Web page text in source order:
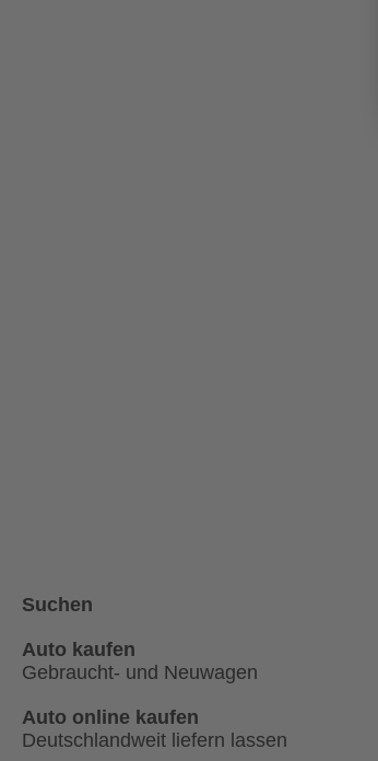
Suchen
Auto kaufen
Gebraucht- und Neuwagen
Auto online kaufen
Deutschlandweit liefern lassen